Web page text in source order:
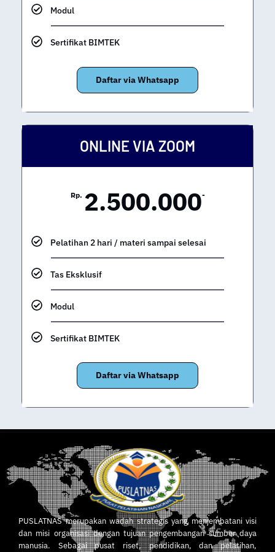
Modul
Sertifikat BIMTEK
Daftar via Whatsapp
ONLINE VIA ZOOM
Rp. 2.500.000-
Pelatihan 2 hari / materi sampai selesai
Tas Eksklusif
Modul
Sertifikat BIMTEK
Daftar via Whatsapp
PUSLATNAS merupakan wadah strategis yang menjembatani visi
dan misi organisasi dengan tujuan pengembangan sumber daya
manusia. Sebagai pusat riset, pendidikan, dan pelatihan,